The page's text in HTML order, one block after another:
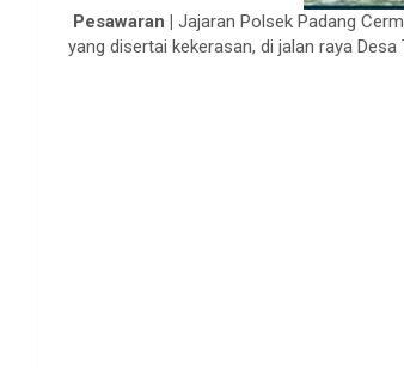
Pesawaran |
Jajaran Polsek Padang
yang disertai kekerasan, di jalan raya